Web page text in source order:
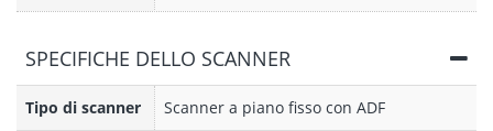
SPECIFICHE DELLO SCANNER
Tipo di scanner Scanner a piano fisso con ADF